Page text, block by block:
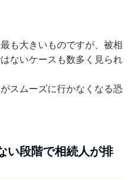
も大きいものですが、被相
ないケースも数多く見られ
スムーズに行かなくなる恐
い段階で相続人が排